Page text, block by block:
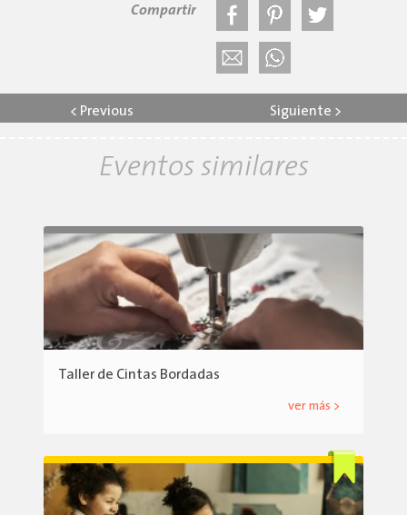
Compartir
< Previous Siguiente >
Eventos similares
Taller de Cintas Bordadas
ver más >